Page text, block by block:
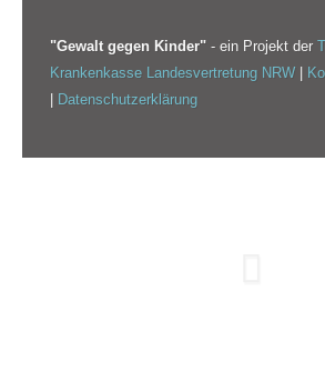
"Gewalt gegen Kinder" - ein Projekt der
Krankenkasse Landesvertretung NRW |
| Datenschutzerklärung